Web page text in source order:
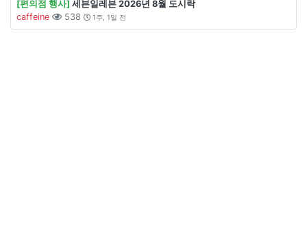
[편의점 행사] 세븐일레븐 2026년 8월 도시락
caffeine
538 1주, 1일 전